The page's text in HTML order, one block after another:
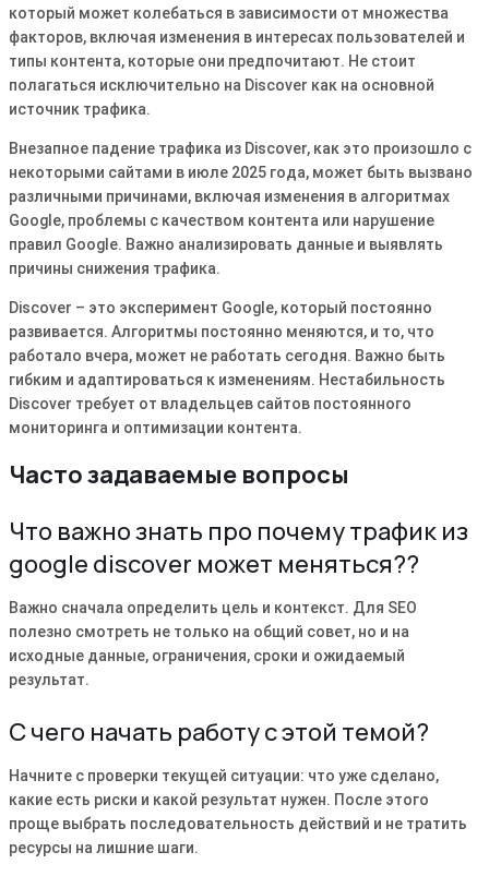
который может колебаться в зависимости от множества
факторов, включая изменения в интересах пользователей и
типы контента, которые они предпочитают․ Не стоит
полагаться исключительно на Discover как на основной
источник трафика․
Внезапное падение трафика из Discover, как это произошло с
некоторыми сайтами в июле 2025 года, может быть вызвано
различными причинами, включая изменения в алгоритмах
Google, проблемы с качеством контента или нарушение
правил Google․ Важно анализировать данные и выявлять
причины снижения трафика․
Discover – это эксперимент Google, который постоянно
развивается․ Алгоритмы постоянно меняются, и то, что
работало вчера, может не работать сегодня․ Важно быть
гибким и адаптироваться к изменениям․ Нестабильность
Discover требует от владельцев сайтов постоянного
мониторинга и оптимизации контента․
Часто задаваемые вопросы
Что важно знать про почему трафик из
google discover может меняться??
Важно сначала определить цель и контекст. Для SEO
полезно смотреть не только на общий совет, но и на
исходные данные, ограничения, сроки и ожидаемый
результат.
С чего начать работу с этой темой?
Начните с проверки текущей ситуации: что уже сделано,
какие есть риски и какой результат нужен. После этого
проще выбрать последовательность действий и не тратить
ресурсы на лишние шаги.